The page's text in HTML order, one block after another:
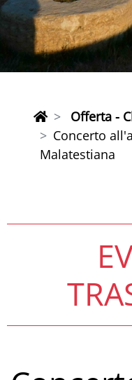
Offerta -
Concerto
Malatestiana